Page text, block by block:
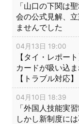
「山口の下関は
会の公式見解、
ませんでした
04月13日 19:00
【タイ・レポー
カードが吸い込
【トラブル対応】
04月10日 18:39
「外国人技能実
しかし新制度に